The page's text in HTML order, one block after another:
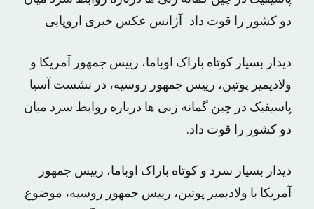
دو کشور را قوت داد- آژانس عکس خبری اروپایی
دیدار بسیار کوتاه باراک اوباما، رییس جمهور آمریکا و
ولادیمیر پوتین، رییس جمهور روسیه، در نشست آسیا
پاسیفیک در چین گمانه زنی ها درباره روابط سرد میان
دو کشور را قوت داد.
دیدار بسیار سرد و کوتاه باراک اوباما، رییس جمهور
آمریکا با ولادیمیر پوتین، رییس جمهور روسیه، موضوع